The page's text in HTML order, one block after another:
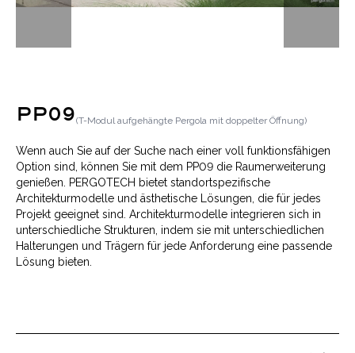
PP09(T-Modul aufgehängte Pergola mit doppelter Öffnung)
Wenn auch Sie auf der Suche nach einer voll funktionsfähigen
Option sind, können Sie mit dem PP09 die Raumerweiterung
genießen. PERGOTECH bietet standortspezifische
Architekturmodelle und ästhetische Lösungen, die für jedes
Projekt geeignet sind. Architekturmodelle integrieren sich in
unterschiedliche Strukturen, indem sie mit unterschiedlichen
Halterungen und Trägern für jede Anforderung eine passende
Lösung bieten.